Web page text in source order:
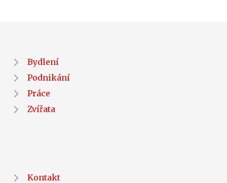
Bydlení
Podnikání
Práce
Zvířata
Kontakt